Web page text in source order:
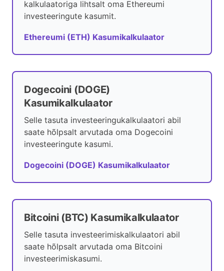
kalkulaatoriga lihtsalt oma Ethereumi
investeeringute kasumit.
Ethereumi (ETH) Kasumikalkulaator
Dogecoini (DOGE)
Kasumikalkulaator
Selle tasuta investeeringukalkulaatori abil
saate hõlpsalt arvutada oma Dogecoini
investeeringute kasumi.
Dogecoini (DOGE) Kasumikalkulaator
Bitcoini (BTC) Kasumikalkulaator
Selle tasuta investeerimiskalkulaatori abil
saate hõlpsalt arvutada oma Bitcoini
investeerimiskasumi.